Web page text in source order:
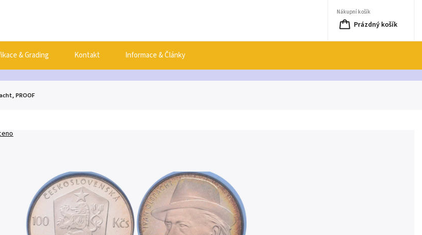
Nákupní košík
Prázdný košík
& Grading Kontakt Informace & Články
PROOF